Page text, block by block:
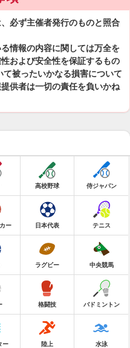
必ず主催者発行のものと照合
情報の内容に関しては万全を
および安全性を保証するもの
被ったいかなる損害について
供者は一切の責任を負いかね
高校野球 侍ジャパン
ー 日本代表 テニス
ラグビー 中央競馬
格闘技 バドミントン
ー 陸上 水泳